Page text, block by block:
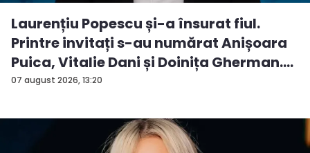
07 august 2026, 13:20
Laurențiu Popescu și-a însurat fiul.
Printre invitați s-au numărat Anișoara
Puica, Vitalie Dani și Doinița Gherman.
P...